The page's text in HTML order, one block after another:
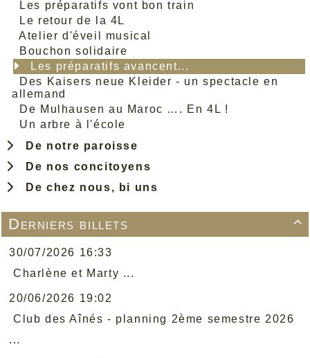
Les préparatifs vont bon train
Le retour de la 4L
Atelier d'éveil musical
Bouchon solidaire
Les préparatifs avancent...
Des Kaisers neue Kleider - un spectacle en
allemand
De Mulhausen au Maroc …. En 4L !
Un arbre à l'école
De notre paroisse
De nos concitoyens
De chez nous, bi uns

Derniers billets
30/07/2026 16:33
Charlène et Marty ...
20/06/2026 19:02
Club des Aînés - planning 2ème semestre 2026
...